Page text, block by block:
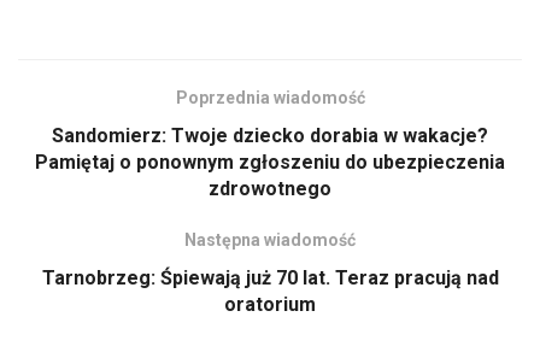
Poprzednia wiadomość
Sandomierz: Twoje dziecko dorabia w wakacje?
Pamiętaj o ponownym zgłoszeniu do ubezpieczenia
zdrowotnego
Następna wiadomość
Tarnobrzeg: Śpiewają już 70 lat. Teraz pracują nad
oratorium